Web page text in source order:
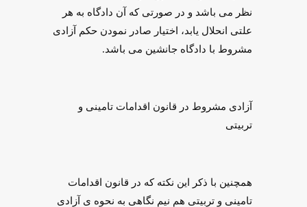
نظر می باشد و در صورتی که آن دادگاه به هر
علتی انحلال یابد، اختیار صادر نمودن حکم آزادی
مشروط با دادگاه جانشین می باشد.
آزادی مشروط در قانون اقدامات تامینی و
تربیتی
همچنین با ذکر این نکته که در قانون اقدامات
تامینی و تربیتی هم نیم نگاهی به نحوه ی آزادی